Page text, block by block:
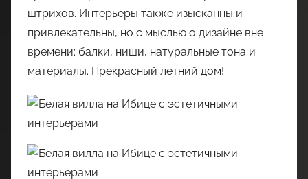
штрихов. Интерьеры также изысканны и
привлекательны, но с мыслью о дизайне вне
времени: балки, ниши, натуральные тона и
материалы. Прекрасный летний дом!